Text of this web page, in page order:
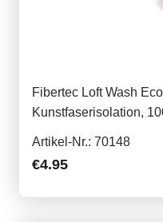
Fibertec Loft Wash
Kunstfaserisolation,
Artikel-Nr.: 70148
€4.95